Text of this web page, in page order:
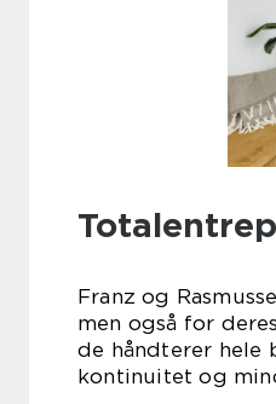
Franz og
men også for
de håndterer hele
kontinuitet og